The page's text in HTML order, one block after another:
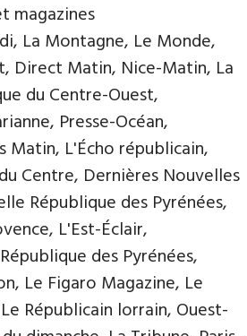
magazines
La Montagne, Le Monde,
Direct Matin, Nice-Matin, La
du Centre-Ouest,
Presse-Océan,
Matin, L'Écho républicain,
Centre, Dernières Nouvelles
République des Pyrénées,
L'Est-Éclair,
des Pyrénées,
Le Figaro Magazine, Le
Républicain lorrain, Ouest-